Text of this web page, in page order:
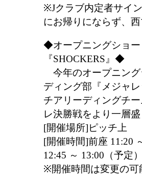
※Jクラブ内定者サイ
にお帰りにならず、
◆オープニングショー
『SHOCKERS』◆
今年のオープニング
ディング部『メジャ
チアリーディングチ
レ決勝戦をより一層盛
[開催場所]ピッチ上
[開催時間]前座
12:45 ～ 13:00（予定）
※開催時間は変更の可